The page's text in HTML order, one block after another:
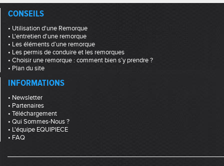
CONSEILS
• Utilisation d'une Remorque
• L'entretien d'une remorque
• Les éléments d’une remorque
• Les permis de conduire et les remorques
• Choisir une remorque : comment bien s’y prendre ?
• Plan du site
INFORMATIONS
• Newsletter
• Partenaires
• Téléchargement
• Qui Sommes-Nous ?
• L'équipe EQUIPIECE
• FAQ